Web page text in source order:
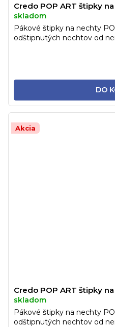
Credo POP ART štipky
skladom
DO
Pákové štipky na nechty
odštipnutých nechtov od
Akcia
Credo POP ART štipky
skladom
Pákové štipky na nechty
odštipnutých nechtov od